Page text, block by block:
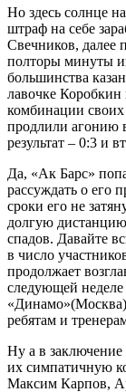
Но здесь солнце
штраф на себе
Свечников, далее
полторы минуты
большинства
лавочке
комбинации
продлили агонию
результат – 0:3 и
Да, «Ак Барс»
рассуждать о его
сроки его не
долгую
спадов. Давайте
в число
продолжает
следующей
ребятам и
Ну а в заключение
их симпатичную
Максим Карпов,